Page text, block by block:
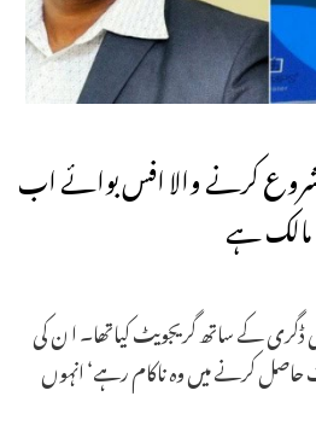
کرنے والا افس بوائے اب
مالک ہے
فزیکس کی ڈگری کے ساتھ گریجویٹ کیاتھا۔ ا ن کی
حاصل کرنے میں وہ ناکام رہے‘ انہوں